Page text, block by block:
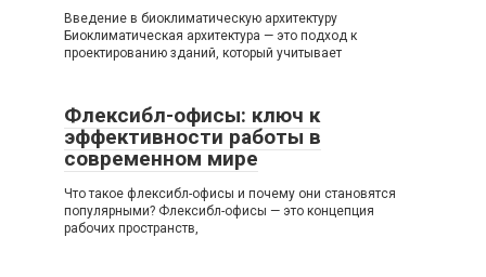
Введение в биоклиматическую архитектуру
Биоклиматическая архитектура — это подход к
проектированию зданий, который учитывает
Флексибл-офисы: ключ к
эффективности работы в
современном мире
Что такое флексибл-офисы и почему они становятся
популярными? Флексибл-офисы — это концепция
рабочих пространств,